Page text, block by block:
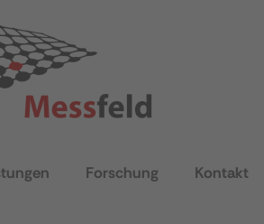
Forschung Kontakt